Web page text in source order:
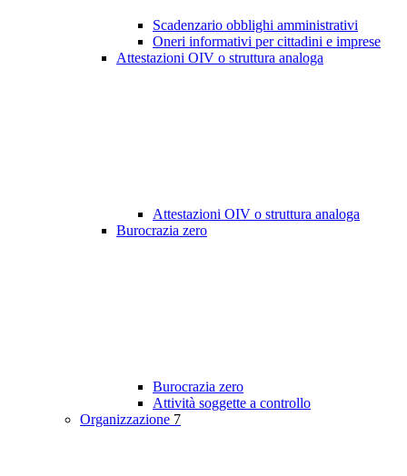
Scadenzario obblighi amministrativi
Oneri informativi per cittadini e imprese
Attestazioni OIV o struttura analoga
Attestazioni OIV o struttura analoga
Burocrazia zero
Burocrazia zero
Attività soggette a controllo
Organizzazione 7